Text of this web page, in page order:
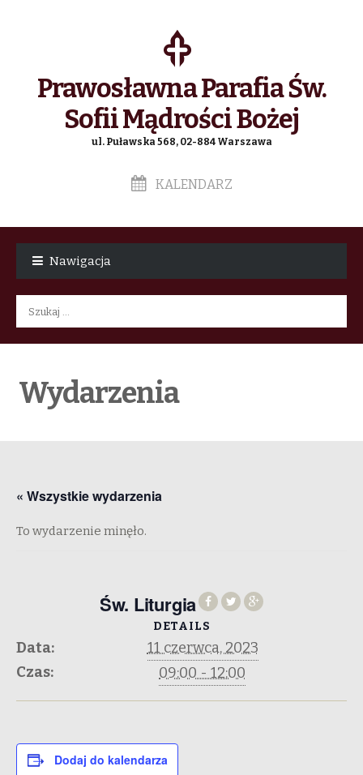
Prawosławna Parafia Św.
Sofii Mądrości Bożej
ul. Puławska 568, 02-884 Warszawa
KALENDARZ
Nawigacja
Szukaj:
Wydarzenia
« Wszystkie wydarzenia
To wydarzenie minęło.
Św. Liturgia
DETAILS
Data:
11 czerwca, 2023
Czas:
09:00 - 12:00
Dodaj do kalendarza